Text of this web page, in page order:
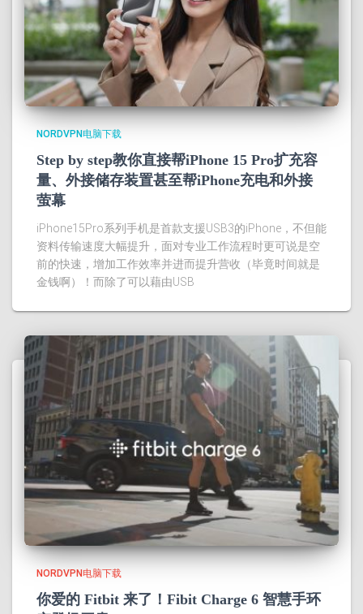
NORDVPN电脑下载
Step by step教你直接帮iPhone 15 Pro扩充容
量、外接储存装置甚至帮iPhone充电和外接
萤幕
iPhone15Pro系列手机是首款支援USB3的iPhone，不但能
资料传输速度大幅提升，面对专业工作流程时更可说是空
前的快速，增加工作效率并进而提升营收（毕竟时间就是
金钱啊）！而除了可以藉由USB
NORDVPN电脑下载
你爱的 Fitbit 来了！Fibit Charge 6 智慧手环